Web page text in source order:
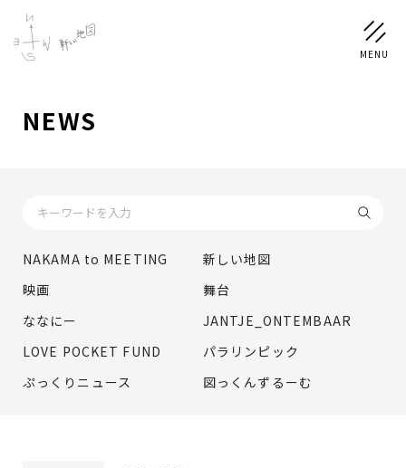
NEWS
香取 慎吾
DISCOGRAPHY
CHIZUSHOP
NEWS
NAKAMA to MEETING
新しい地図
映画
舞台
ななにー
JANTJE_ONTEMBAAR
LOVE POCKET FUND
パラリンピック
ぷっくりニュース
図っくんずるーむ